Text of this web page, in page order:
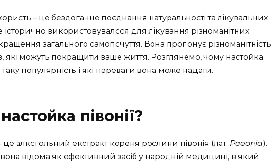
– це бездоганне поєднання натуральності та лікувальних
історично використовувалося для лікування різноманітних
загального самопочуття. Вона пропонує різноманітність
які можуть покращити ваше життя. Розглянемо, чому настойка
таку популярність і які переваги вона може надати.
півонії?
це алкогольний екстракт кореня рослини півонія (лат. Paeonia).
вона відома як ефективний засіб у народній медицині, в який